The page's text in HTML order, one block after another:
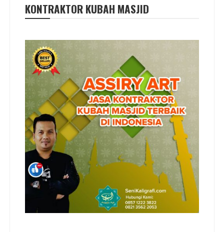
KONTRAKTOR KUBAH MASJID